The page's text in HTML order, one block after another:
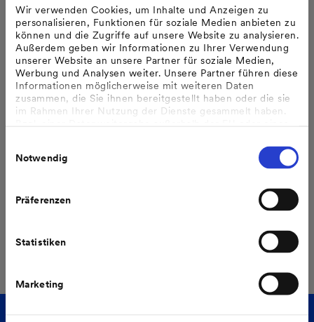
Wir verwenden Cookies, um Inhalte und Anzeigen zu
personalisieren, Funktionen für soziale Medien anbieten zu
können und die Zugriffe auf unsere Website zu analysieren.
Außerdem geben wir Informationen zu Ihrer Verwendung
unserer Website an unsere Partner für soziale Medien,
Werbung und Analysen weiter. Unsere Partner führen diese
Informationen möglicherweise mit weiteren Daten
zusammen, die Sie ihnen bereitgestellt haben oder die sie
im Rahmen Ihrer Nutzung der Dienste gesammelt haben.
erfolgt, wenn Sie uns dazu Ihre Einwilligung erteilt haben
und dass die Verarbeitung der Daten im Einklang mit den
Gerichtshofes vom 16.07.2020 (Fall C-311/18), sogenanntes
Schrems II Urteil steht.
Notwendig
Präferenzen
Statistiken
Marketing
Fulst-Blei, der sein Mandat aus persönlichen Gründen
mit Ablauf der Hauptversammlung niedergelegt hat.
An der Hauptversammlung nahmen in diesem Jahr rund
1.200 Aktionäre und Gäste teil. Sie vertraten dabei 89,6
Prozent des Grundkapitals.